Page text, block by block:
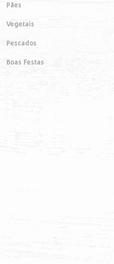
Pães
Vegetais
Pescados
Boas Festas